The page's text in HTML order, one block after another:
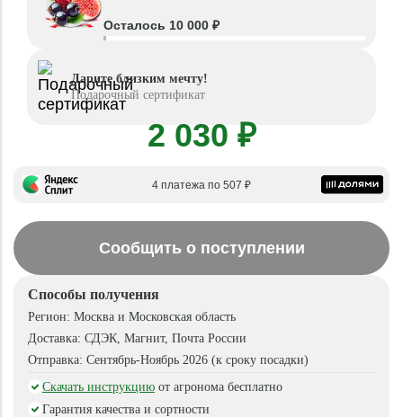
Осталось 10 000 ₽
Дарите близким мечту!
Подарочный сертификат
2 030 ₽
4 платежа по 507 ₽
Сообщить о поступлении
Способы получения
Регион: Москва и Московская область
Доставка: СДЭК, Магнит, Почта России
Отправка: Сентябрь-Ноябрь 2026 (к сроку посадки)
Скачать инструкцию от агронома бесплатно
Гарантия качества и сортности